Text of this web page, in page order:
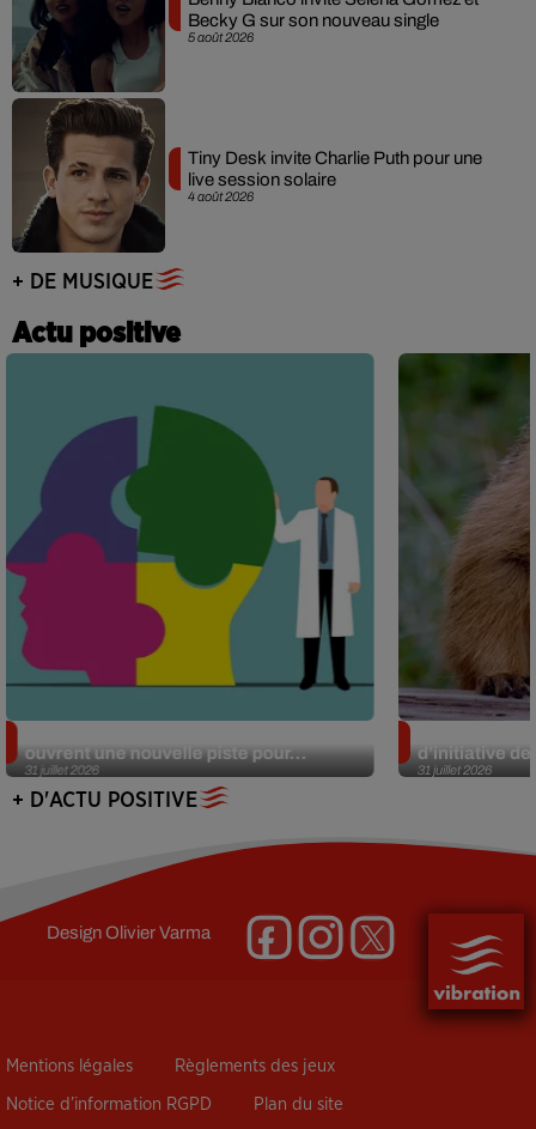
5 août 2026
Becky G sur son nouveau single
4 août 2026
Tiny Desk invite Charlie Puth pour une
live session solaire
+ DE MUSIQUE
Actu positive
31 juillet 2026
ouvrent une nouvelle piste pour...
31 juillet 2026
d’initiative
+ D'ACTU POSITIVE
DesignOlivier Varma
Mentions légales Règlements des jeux
Notice d’information RGPD Plan du site